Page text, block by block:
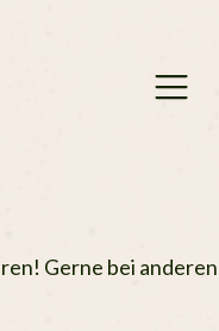
Gerne bei anderen